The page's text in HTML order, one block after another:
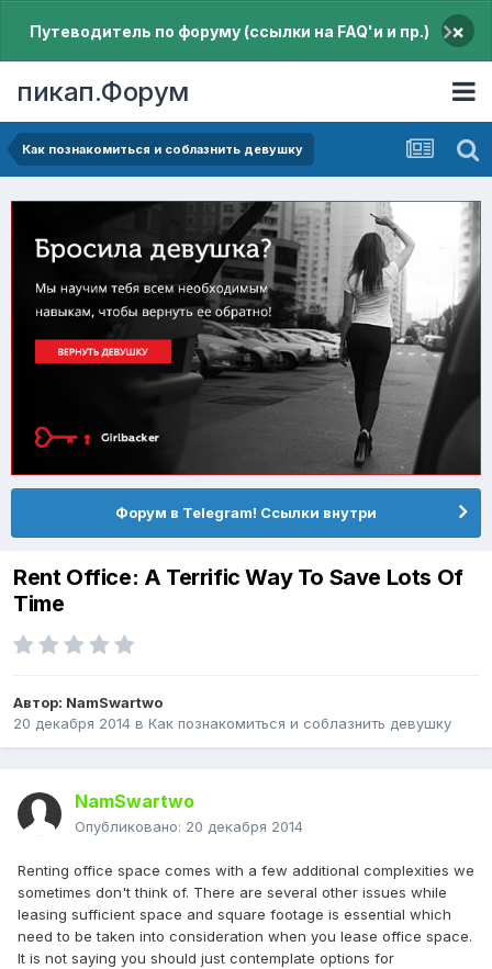
Путеводитель по форуму (ссылки на FAQ'и и пр.) ×
пикап.Форум
Как познакомиться и соблазнить девушку
Форум в Telegram! Ссылки внутри
Rent Office: A Terrific Way To Save Lots Of
Time
Автор: NamSwartwo
20 декабря 2014 в Как познакомиться и соблазнить девушку
NamSwartwo
Опубликовано: 20 декабря 2014
Renting office space comes with a few additional complexities we
sometimes don't think of. There are several other issues while
leasing sufficient space and square footage is essential which
need to be taken into consideration when you lease office space.
It is not saying you should just contemplate options for